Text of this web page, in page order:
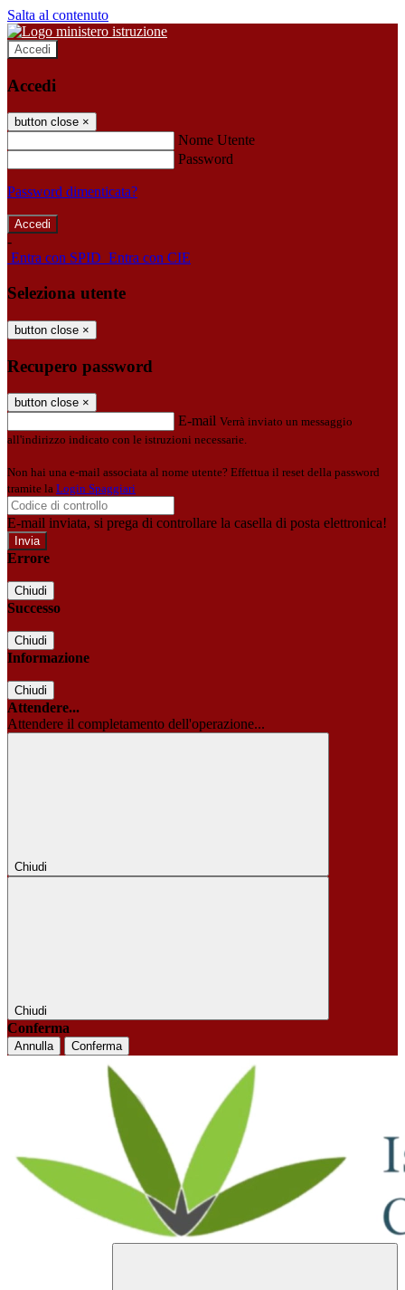
Salta al contenuto
Accedi
Accedi
button close ×
Nome Utente
Password
Password dimenticata?
-
Entra con SPID Entra con CIE
Seleziona utente
button close ×
Recupero password
button close ×
E-mail Verrà inviato un messaggio
all'indirizzo indicato con le istruzioni necessarie.
Non hai una e-mail associata al nome utente? Effettua il reset della password
tramite la Login Spaggiari
E-mail inviata, si prega di controllare la casella di posta elettronica!
Errore
Chiudi
Successo
Chiudi
Informazione
Chiudi
Attendere...
Attendere il completamento dell'operazione...
Chiudi
Chiudi
Conferma
Annulla Conferma